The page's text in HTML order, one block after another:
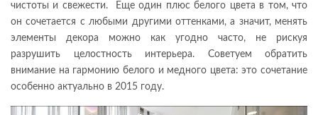
чистоты и свежести. Еще один плюс белого цвета в том, что
он сочетается с любыми другими оттенками, а значит, менять
элементы декора можно как угодно часто, не рискуя
разрушить целостность интерьера. Советуем обратить
внимание на гармонию белого и медного цвета: это сочетание
особенно актуально в 2015 году.